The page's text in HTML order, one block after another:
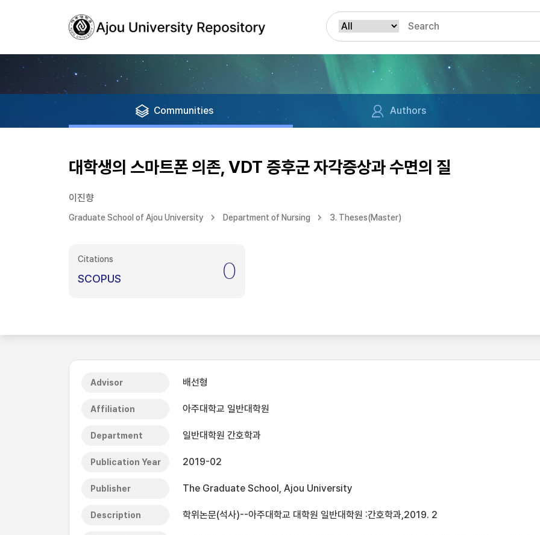
Communities Authors
대학생의 스마트폰 의존, VDT 증후군 자각증상과 수면의 질
이진향
Graduate School of Ajou University Department of Nursing 3. Theses(Master)
Citations
SCOPUS 0
Advisor 배선형
Affiliation 아주대학교 일반대학원
Department 일반대학원 간호학과
Publication Year 2019-02
Publisher The Graduate School, Ajou University
Description 학위논문(석사)--아주대학교 대학원 일반대학원 :간호학과,2019. 2